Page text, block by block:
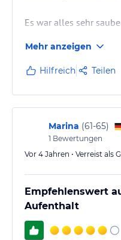
Es war alles sehr
noch eine der kälteren
Schnitt 20-25 Grad
gut öffnen und
Problem.
Raumaufteilung war
Badezimmer getrennt
potentielle dritte
des großen…
Mehr anzeigen
Hilfreich Teilen
Marina (61-65)
1 Bewertungen
Vor 4 Jahren • Verreist als
Empfehlenswert
Aufenthalt